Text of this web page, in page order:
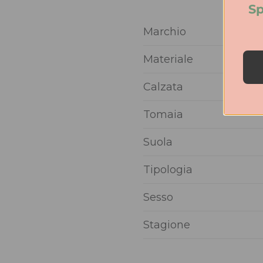
Marchio
Materiale
Calzata
Tomaia
Suola
Tipologia
Sesso
Stagione